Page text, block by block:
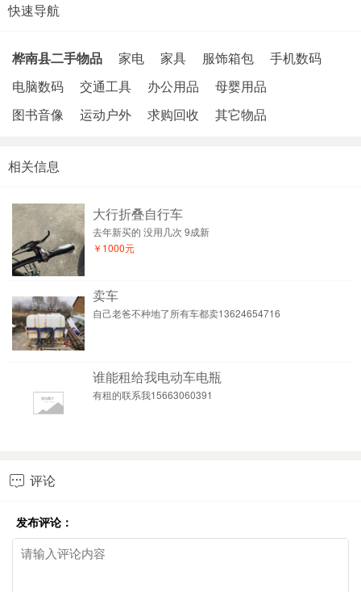
快速导航
桦南县二手物品 家电 家具 服饰箱包
手机数码
电脑数码
交通工具 办公用品
母婴用品
图书音像
运动户外 求购回收 其它物品
相关信息
大行折叠自行车
去年新买的 没用几次 9成新
￥1000元
卖车
自己老爸不种地了所有车都卖13624654716
谁能租给我电动车电瓶
有租的联系我15663060391
 评论
发布评论：